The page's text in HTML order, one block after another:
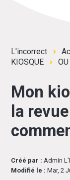
L'incorrect
KIOSQUE
Mon
la
Créé par : Admin
Modifié le : Mar, 2